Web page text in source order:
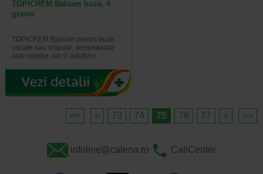
TOPICREM Balsam buze, 4
grame
TOPICREM Balsam pentru buze
uscate sau crapate, recomandat
atat copiilor, cat si adultilor. …
<< < 73 74 75 76 77 > >>
infoline@catena.ro CallCenter